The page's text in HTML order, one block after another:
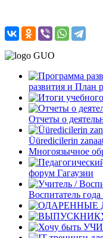
развития и План
Отчеты о
Üüredicilerin
Многоязычное
форум Гагаузии
Воспитатель